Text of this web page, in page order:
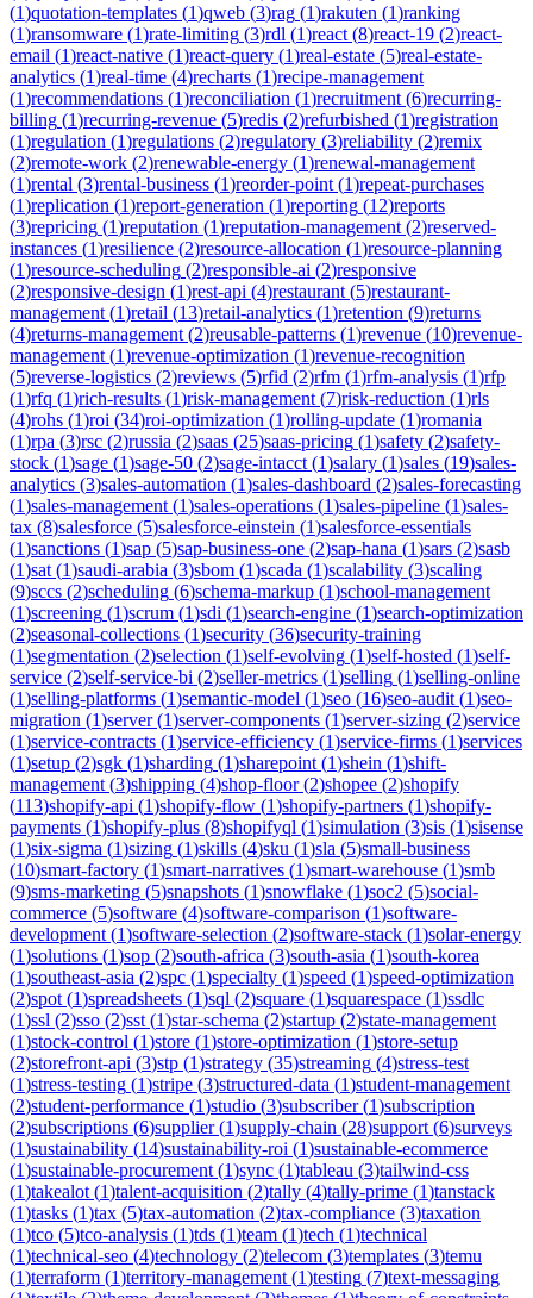
(1)quotation-templates (1)qweb (3)rag (1)rakuten (1)ranking
(1)ransomware (1)rate-limiting (3)rdl (1)react (8)react-19 (2)react-
email (1)react-native (1)react-query (1)real-estate (5)real-estate-
analytics (1)real-time (4)recharts (1)recipe-management
(1)recommendations (1)reconciliation (1)recruitment (6)recurring-
billing (1)recurring-revenue (5)redis (2)refurbished (1)registration
(1)regulation (1)regulations (2)regulatory (3)reliability (2)remix
(2)remote-work (2)renewable-energy (1)renewal-management
(1)rental (3)rental-business (1)reorder-point (1)repeat-purchases
(1)replication (1)report-generation (1)reporting (12)reports
(3)repricing (1)reputation (1)reputation-management (2)reserved-
instances (1)resilience (2)resource-allocation (1)resource-planning
(1)resource-scheduling (2)responsible-ai (2)responsive
(2)responsive-design (1)rest-api (4)restaurant (5)restaurant-
management (1)retail (13)retail-analytics (1)retention (9)returns
(4)returns-management (2)reusable-patterns (1)revenue (10)revenue-
management (1)revenue-optimization (1)revenue-recognition
(5)reverse-logistics (2)reviews (5)rfid (2)rfm (1)rfm-analysis (1)rfp
(1)rfq (1)rich-results (1)risk-management (7)risk-reduction (1)rls
(4)rohs (1)roi (34)roi-optimization (1)rolling-update (1)romania
(1)rpa (3)rsc (2)russia (2)saas (25)saas-pricing (1)safety (2)safety-
stock (1)sage (1)sage-50 (2)sage-intacct (1)salary (1)sales (19)sales-
analytics (3)sales-automation (1)sales-dashboard (2)sales-forecasting
(1)sales-management (1)sales-operations (1)sales-pipeline (1)sales-
tax (8)salesforce (5)salesforce-einstein (1)salesforce-essentials
(1)sanctions (1)sap (5)sap-business-one (2)sap-hana (1)sars (2)sasb
(1)sat (1)saudi-arabia (3)sbom (1)scada (1)scalability (3)scaling
(9)sccs (2)scheduling (6)schema-markup (1)school-management
(1)screening (1)scrum (1)sdi (1)search-engine (1)search-optimization
(2)seasonal-collections (1)security (36)security-training
(1)segmentation (2)selection (1)self-evolving (1)self-hosted (1)self-
service (2)self-service-bi (2)seller-metrics (1)selling (1)selling-online
(1)selling-platforms (1)semantic-model (1)seo (16)seo-audit (1)seo-
migration (1)server(1)server-components (1)server-sizing (2)service
(1)service-contracts (1)service-efficiency (1)service-firms (1)services
(1)setup (2)sgk (1)sharding (1)sharepoint (1)shein (1)shift-
management (3)shipping (4)shop-floor(2)shopee (2)shopify
(113)shopify-api (1)shopify-flow (1)shopify-partners (1)shopify-
payments (1)shopify-plus (8)shopifyql (1)simulation (3)sis (1)sisense
(1)six-sigma (1)sizing (1)skills (4)sku (1)sla (5)small-business
(10)smart-factory (1)smart-narratives (1)smart-warehouse (1)smb
(9)sms-marketing (5)snapshots (1)snowflake (1)soc2 (5)social-
commerce (5)software (4)software-comparison (1)software-
development (1)software-selection (2)software-stack (1)solar-energy
(1)solutions (1)sop (2)south-africa (3)south-asia (1)south-korea
(1)southeast-asia (2)spc (1)specialty (1)speed (1)speed-optimization
(2)spot (1)spreadsheets (1)sql (2)square (1)squarespace (1)ssdlc
(1)ssl (2)sso (2)sst (1)star-schema (2)startup (2)state-management
(1)stock-control (1)store (1)store-optimization (1)store-setup
(2)storefront-api (3)stp (1)strategy (35)streaming (4)stress-test
(1)stress-testing (1)stripe (3)structured-data (1)student-management
(2)student-performance (1)studio (3)subscriber(1)subscription
(2)subscriptions (6)supplier(1)supply-chain (28)support (6)surveys
(1)sustainability (14)sustainability-roi (1)sustainable-ecommerce
(1)sustainable-procurement (1)sync (1)tableau (3)tailwind-css
(1)takealot (1)talent-acquisition (2)tally (4)tally-prime (1)tanstack
(1)tasks (1)tax (5)tax-automation (2)tax-compliance (3)taxation
(1)tco (5)tco-analysis (1)tds (1)team (1)tech (1)technical
(1)technical-seo (4)technology (2)telecom (3)templates (3)temu
(1)terraform (1)territory-management (1)testing (7)text-messaging